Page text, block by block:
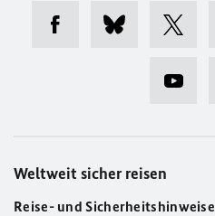
Weltweit sicher reisen
Reise- und Sicherheitshinweise